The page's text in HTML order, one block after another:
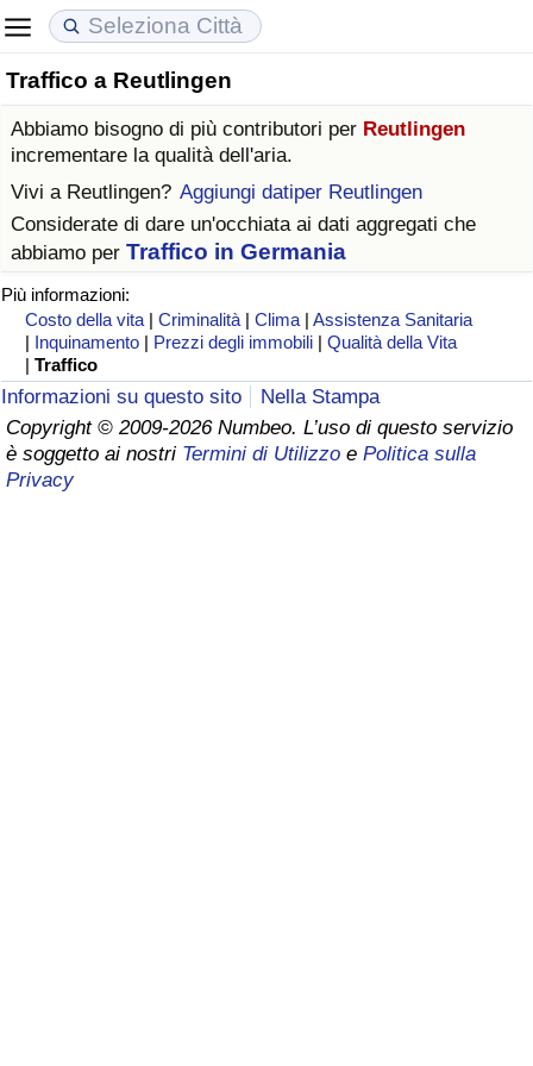
Traffico a Reutlingen
Abbiamo bisogno di più contributori per Reutlingen
incrementare la qualità dell'aria.
Vivi a Reutlingen? Aggiungi datiper Reutlingen
Considerate di dare un'occhiata ai dati aggregati che
abbiamo per Traffico in Germania
Più informazioni:
Costo della vita |Criminalità |Clima |Assistenza Sanitaria
| Inquinamento | Prezzi degli immobili |Qualità della Vita
|Traffico
Informazioni su questo sito
Nella Stampa
Copyright © 2009-2026 Numbeo. L’uso di questo servizio
è soggetto ai nostri Termini di Utilizzo e Politica sulla
Privacy
Costo della vita
Indice Del Costo Della Vita (corrente)
Indice Del Costo Della Vita
Indice del Costo della Vita per Nazione
ad Aqaba
Prezzi degli immobili
Indice del Prezzo delle Case (Corrente)
Indice del Prezzo delle Case
Indice del Prezzo delle Case per Nazione
Qualità della Vita
Indice della Qualità della Vita
Indice della Qualità della Vita (Corrente)
Indice della qualità della vita per Paese
Criminalità
Indice del Tasso di Criminalità (Corrente)
Indice della Criminalità